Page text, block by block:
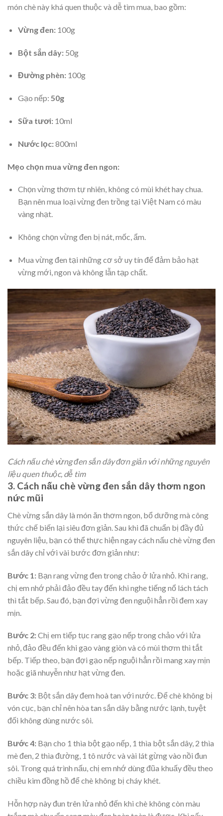
món chè này khá quen thuộc và dễ tìm mua, bao gồm:
Vừng đen:100g
Bột sắn dây: 50g
Đường phèn: 100g
Gạo nếp: 50g
Sữa tươi: 10ml
Nước lọc:800ml
Mẹo chọn mua vừng đen ngon:
Chọn vừng thơm tự nhiên, không có mùi khét hay chua.
Bạn nên mua loại vừng đen trồng tại Việt Nam có màu
vàng nhạt.
Không chọn vừng đen bị nát, mốc, ẩm.
Mua vừng đen tại những cơ sở uy tín để đảm bảo hạt
vừng mới, ngon và không lẫn tạp chất.
Cách nấu chè vừng đen sắn dây đơn giản với những nguyên
liệu quen thuộc, dễ tìm
3. Cách nấu chè vừng đen sắn dây thơm ngon
nức mũi
Chè vừng sắn dây là món ăn thơm ngon, bổ dưỡng mà công
thức chế biến lại siêu đơn giản. Sau khi đã chuẩn bị đầy đủ
nguyên liệu, bạn có thể thực hiện ngay cách nấu chè vừng đen
sắn dây chỉ với vài bước đơn giản như:
Bước 1 : Bạn rang vừng đen trong chảo ở lửa nhỏ. Khi rang,
chị em nhớ phải đảo đều tay đến khi nghe tiếng nổ lách tách
thì tắt bếp. Sau đó, bạn đợi vừng đen nguội hẳn rồi đem xay
mịn.
Bước 2:Chị em tiếp tục rang gạo nếp trong chảo với lửa
nhỏ, đảo đều đến khi gạo vàng giòn và có mùi thơm thì tắt
bếp. Tiếp theo, bạn đợi gạo nếp nguội hẳn rồi mang xay mịn
hoặc giã nhuyễn như hạt vừng đen.
Bước 3: Bột sắn dây đem hoà tan với nước. Để chè không bị
vón cục, bạn chỉ nên hòa tan sắn dây bằng nước lạnh, tuyệt
đối không dùng nước sôi.
Bước 4: Bạn cho 1 thìa bột gạo nếp, 1 thìa bột sắn dây, 2 thìa
mè đen, 2 thìa đường, 1 tô nước và vài lát gừng vào nồi đun
sôi. Trong quá trình nấu, chị em nhớ dùng đũa khuấy đều theo
chiều kim đồng hồ để chè không bị cháy khét.
Hỗn hợp này đun trên lửa nhỏ đến khi chè không còn màu